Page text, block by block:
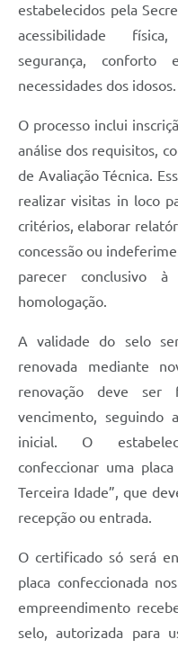
estabelecidos pela
acessibilidade
segurança, conforto
necessidades dos idosos.
O processo inclui
análise dos requisitos,
de Avaliação Técnica.
realizar visitas in loco
critérios, elaborar
concessão ou
parecer conclusivo
homologação.
A validade do selo
renovada mediante
renovação deve
vencimento, seguindo
inicial. O
confeccionar uma
Terceira Idade”, que
recepção ou entrada.
O certificado só será
placa confeccionada
empreendimento
selo, autorizada para